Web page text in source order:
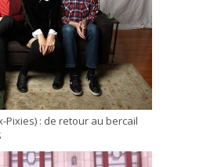
Pixies) : de retour au bercail